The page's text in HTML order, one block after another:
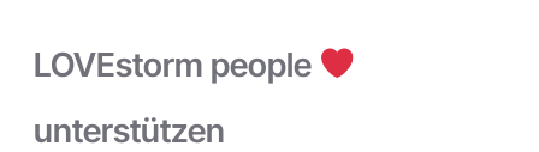
LOVEstorm people
unterstützen